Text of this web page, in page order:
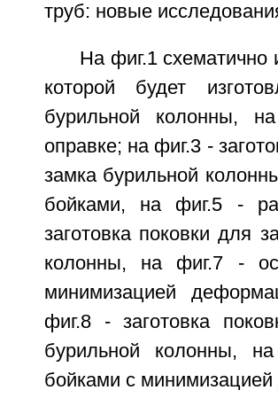
труб: новые
На фиг.1 схематично
которой будет
бурильной колонны,
оправке; на фиг.3 -
замка бурильной
бойками, на фиг.5 -
заготовка поковки для
колонны, на фиг.7 -
минимизацией
фиг.8 - заготовка
бурильной колонны,
бойками с